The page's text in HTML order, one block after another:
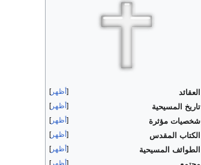
أظهر العقائد
أظهر تاريخ المسيحية
أظهر شخصيات مؤثرة
أظهر الكتاب المقدس
أظهر الطوائف المسيحية